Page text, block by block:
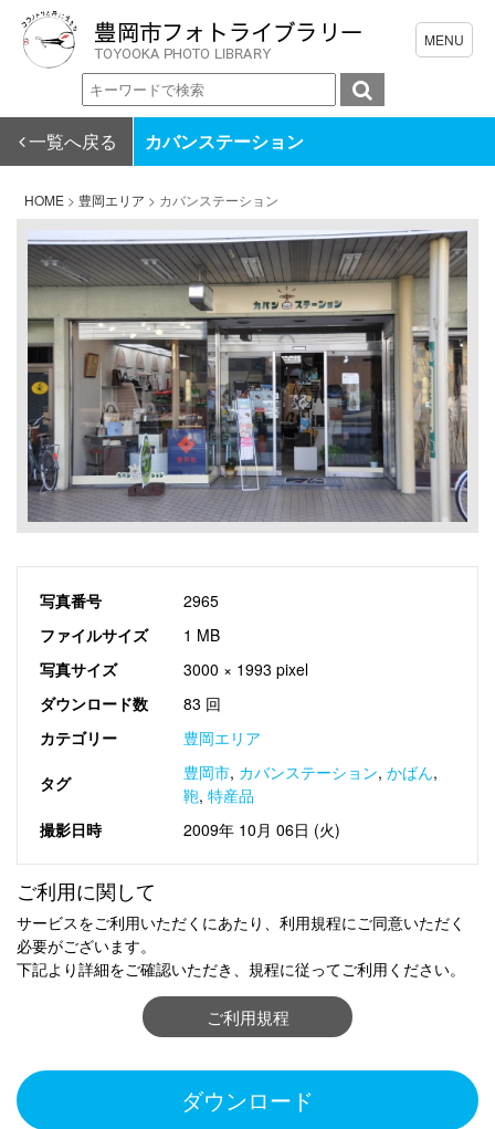
一覧へ戻る カバンステーション
HOME > 豊岡エリア > カバンステーション
写真番号
2965
ファイルサイズ
1 MB
写真サイズ
3000 × 1993 pixel
ダウンロード数
83 回
カテゴリー
豊岡エリア
タグ 豊岡市, カバンステーション, かばん,
鞄, 特産品
撮影日時
2009年 10月 06日 (火)
ご利用に関して
サービスをご利用いただくにあたり、利用規程にご同意いただく
必要がございます。
下記より詳細をご確認いただき、規程に従ってご利用ください。
ご利用規程
ダウンロード